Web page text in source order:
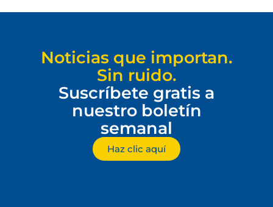
Noticias que importan.
Sin ruido.
Suscríbete gratis a
nuestro boletín
semanal
Haz clic aquí